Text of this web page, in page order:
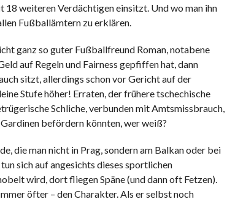
weiteren Verdächtigen einsitzt. Und wo man ihn
Fußballämtern zu erklären.
ganz so guter Fußballfreund Roman, notabene
auf Regeln und Fairness gepfiffen hat, dann
sitzt, allerdings schon vor Gericht auf der
Stufe höher! Erraten, der frühere tschechische
Schliche, verbunden mit Amtsmissbrauch,
befördern könnten, wer weiß?
die man nicht in Prag, sondern am Balkan oder bei
sich auf angesichts dieses sportlichen
wird, dort fliegen Späne (und dann oft Fetzen).
öfter – den Charakter. Als er selbst noch